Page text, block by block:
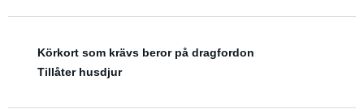
Körkort som krävs beror på dragfordon
Tillåter husdjur